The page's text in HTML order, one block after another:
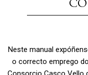
Neste manual
o correcto emprego